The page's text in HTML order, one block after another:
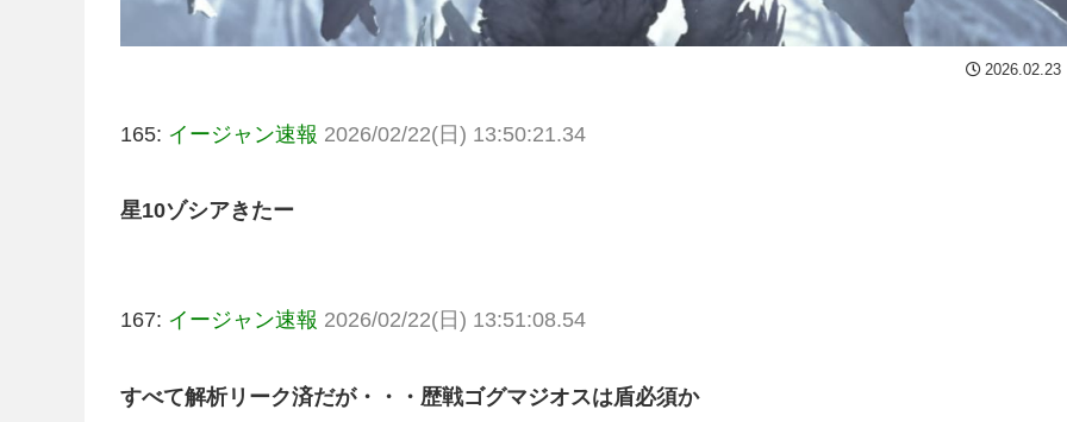
2026.02.23
165: イージャン速報 2026/02/22(日) 13:50:21.34
星10ゾシアきたー
167: イージャン速報 2026/02/22(日) 13:51:08.54
すべて解析リーク済だが・・・歴戦ゴグマジオスは盾必須か